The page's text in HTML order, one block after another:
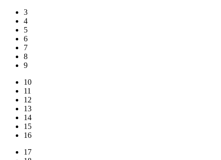
3
4
5
6
7
8
9
10
11
12
13
14
15
16
17